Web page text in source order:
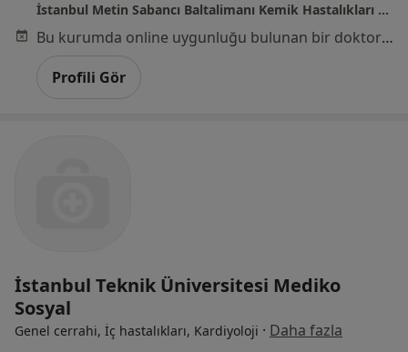
İstanbul Metin Sabancı Baltalimanı Kemik Hastalıkları Eğitim Araştırma Hastanesi
Bu kurumda online uygunluğu bulunan bir doktor veya uzman bulunamadı
Profili Gör
İstanbul Teknik Üniversitesi Mediko
Sosyal
Genel cerrahi, İç hastalıkları, Kardiyoloji · Daha fazla